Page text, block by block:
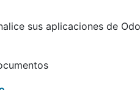
sus aplicaciones de